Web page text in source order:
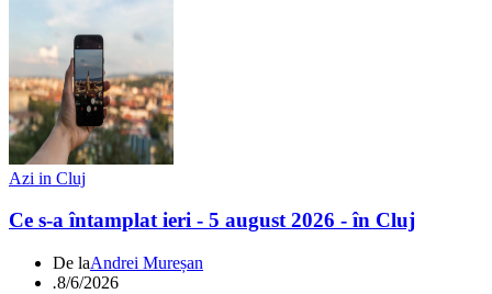
Azi in Cluj
Ce s-a întamplat ieri - 5 august 2026 - în Cluj
De laAndrei Mureșan
.8/6/2026